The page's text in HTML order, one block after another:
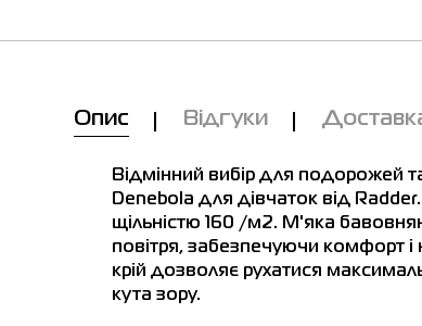
61 56
64 59
68
Опис Відгуки
Відмінний вибір для подорожей
Denebola для дівчаток від
щільністю 160 /м2. М'яка
повітря, забезпечуючи комфорт і
крій дозволяє рухатися
кута зору.